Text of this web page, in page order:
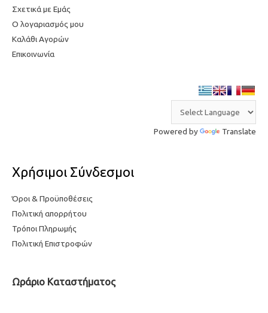
Σχετικά με Εμάς
Ο λογαριασμός μου
Καλάθι Αγορών
Επικοινωνία
Powered by Translate
Χρήσιμοι Σύνδεσμοι
Όροι & Προϋποθέσεις
Πολιτική απορρήτου
Τρόποι Πληρωμής
Πολιτική Επιστροφών
Ωράριο Καταστήματος